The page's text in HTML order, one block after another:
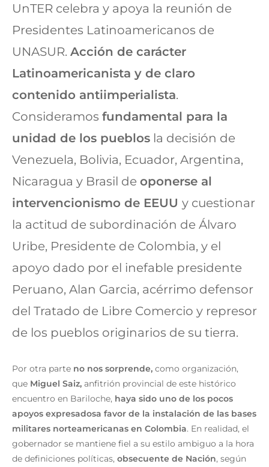
UnTER celebra y apoya la reunión de
Presidentes Latinoamericanos de
UNASUR. Acción de carácter
Latinoamericanista y de claro
contenido antiimperialista.
Consideramos fundamental para la
unidad de los pueblos la decisión de
Venezuela, Bolivia, Ecuador, Argentina,
Nicaragua y Brasil de oponerse al
intervencionismo de EEUU y cuestionar
la actitud de subordinación de Álvaro
Uribe, Presidente de Colombia, y el
apoyo dado por el inefable presidente
Peruano, Alan Garcia, acérrimo defensor
del Tratado de Libre Comercio y represor
de los pueblos originarios de su tierra.
Por otra parte no nos sorprende, como organización,
que Miguel Saiz, anfitrión provincial de este histórico
encuentro en Bariloche, haya sido uno de los pocos
apoyos expresadosa favor de la instalación de las bases
militares norteamericanas en Colombia. En realidad, el
gobernador se mantiene fiel a su estilo ambiguo a la hora
de definiciones políticas, obsecuente de Nación, según